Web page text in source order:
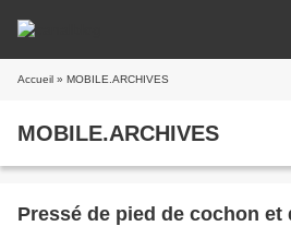
Accueil » MOBILE.ARCHIVES
MOBILE.ARCHIVES
Pressé de pied de cochon et